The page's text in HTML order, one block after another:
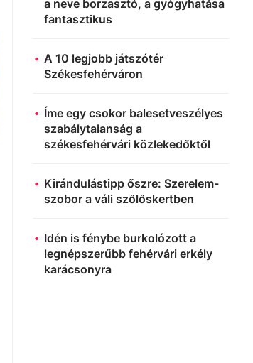
a neve borzasztó, a gyógyhatása
fantasztikus
A 10 legjobb játszótér
Székesfehérváron
Íme egy csokor balesetveszélyes
szabálytalanság a
székesfehérvári közlekedőktől
Kirándulástipp őszre: Szerelem-
szobor a váli szőlőskertben
Idén is fénybe burkolózott a
legnépszerűbb fehérvári erkély
karácsonyra